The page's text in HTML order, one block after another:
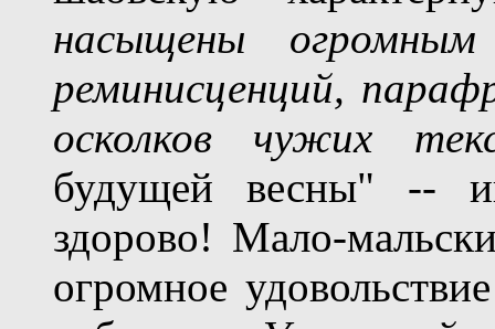
насыщены огромным
реминисценций,
осколков чужих
будущей весны" --
здорово! Мало-
огромное